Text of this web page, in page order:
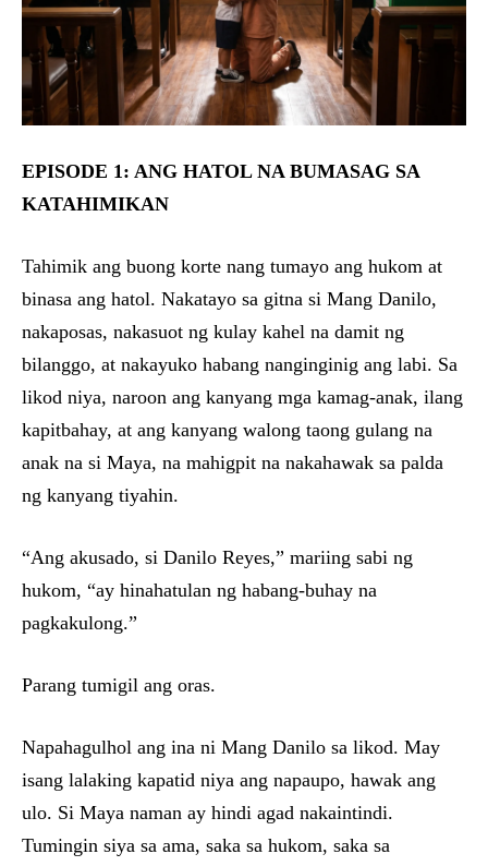
EPISODE 1: ANG HATOL NA BUMASAG SA
KATAHIMIKAN
Tahimik ang buong korte nang tumayo ang hukom at
binasa ang hatol. Nakatayo sa gitna si Mang Danilo,
nakaposas, nakasuot ng kulay kahel na damit ng
bilanggo, at nakayuko habang nanginginig ang labi. Sa
likod niya, naroon ang kanyang mga kamag-anak, ilang
kapitbahay, at ang kanyang walong taong gulang na
anak na si Maya, na mahigpit na nakahawak sa palda
ng kanyang tiyahin.
“Ang akusado, si Danilo Reyes,” mariing sabi ng
hukom, “ay hinahatulan ng habang-buhay na
pagkakulong.”
Parang tumigil ang oras.
Napahagulhol ang ina ni Mang Danilo sa likod. May
isang lalaking kapatid niya ang napaupo, hawak ang
ulo. Si Maya naman ay hindi agad nakaintindi.
Tumingin siya sa ama, saka sa hukom, saka sa